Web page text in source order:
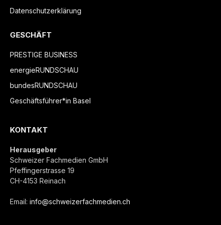
Datenschutzerklärung
GESCHÄFT
PRESTIGE BUSINESS
energieRUNDSCHAU
bundesRUNDSCHAU
Geschäftsführer*in Basel
KONTAKT
Herausgeber
Schweizer Fachmedien GmbH
Pfeffingerstrasse 19
CH-4153 Reinach
Email: info@schweizerfachmedien.ch